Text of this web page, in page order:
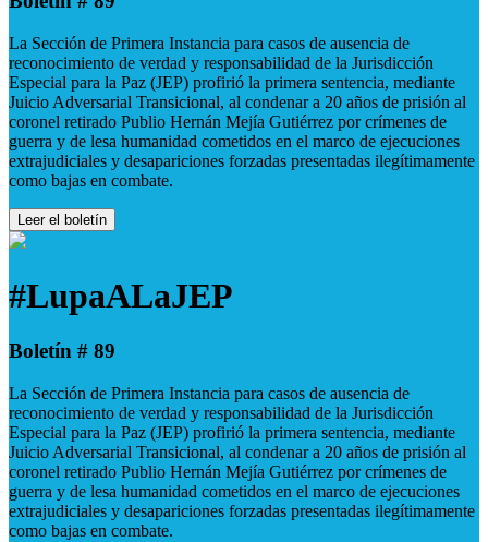
La Sección de Primera Instancia para casos de ausencia de
reconocimiento de verdad y responsabilidad de la Jurisdicción
Especial para la Paz (JEP) profirió la primera sentencia, mediante
Juicio Adversarial Transicional, al condenar a 20 años de prisión al
coronel retirado Publio Hernán Mejía Gutiérrez por crímenes de
guerra y de lesa humanidad cometidos en el marco de ejecuciones
extrajudiciales y desapariciones forzadas presentadas ilegítimamente
como bajas en combate.
Leer el boletín
#LupaALaJEP
Boletín # 89
La Sección de Primera Instancia para casos de ausencia de
reconocimiento de verdad y responsabilidad de la Jurisdicción
Especial para la Paz (JEP) profirió la primera sentencia, mediante
Juicio Adversarial Transicional, al condenar a 20 años de prisión al
coronel retirado Publio Hernán Mejía Gutiérrez por crímenes de
guerra y de lesa humanidad cometidos en el marco de ejecuciones
extrajudiciales y desapariciones forzadas presentadas ilegítimamente
como bajas en combate.